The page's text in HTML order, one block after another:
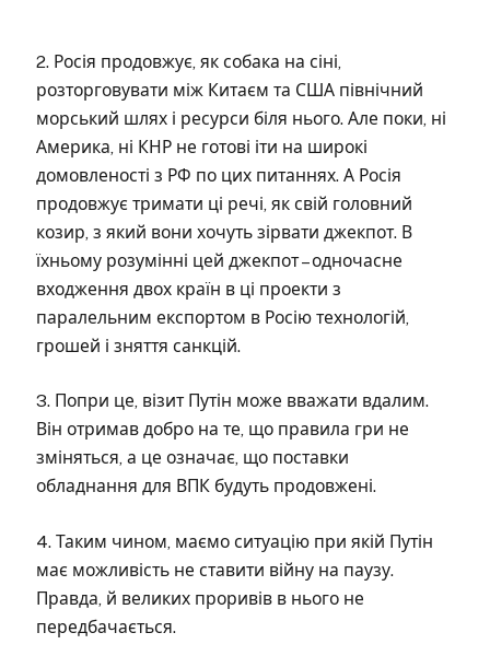
2. Росія продовжує, як собака на сіні,
розторговувати між Китаєм та США північний
морський шлях і ресурси біля нього. Але поки, ні
Америка, ні КНР не готові іти на широкі
домовленості з РФ по цих питаннях. А Росія
продовжує тримати ці речі, як свій головний
козир, з який вони хочуть зірвати джекпот. В
їхньому розумінні цей джекпот – одночасне
входження двох країн в ці проекти з
паралельним експортом в Росію технологій,
грошей і зняття санкцій.
3. Попри це, візит Путін може вважати вдалим.
Він отримав добро на те, що правила гри не
зміняться, а це означає, що поставки
обладнання для ВПК будуть продовжені.
4. Таким чином, маємо ситуацію при якій Путін
має можливість не ставити війну на паузу.
Правда, й великих проривів в нього не
передбачається.